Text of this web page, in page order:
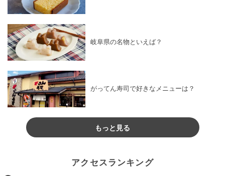
岐阜県の名物といえば？
がってん寿司で好きなメニューは？
もっと見る
アクセスランキング